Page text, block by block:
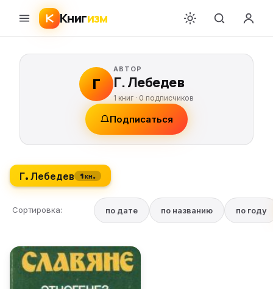
Книгизм
Г
АВТОР
Г. Лебедев
1 книг · 0 подписчиков
Подписаться
Г. Лебедев 1 кн.
Сортировка: по дате по названию по году